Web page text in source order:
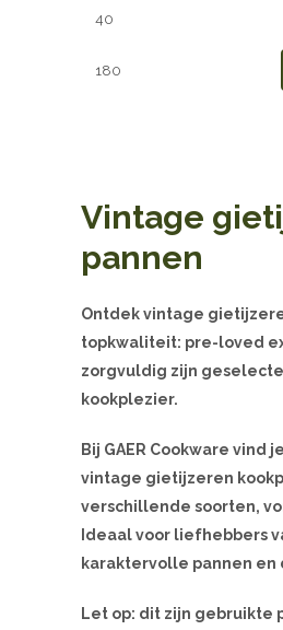
Vintage
pannen
Ontdek vintage
topkwaliteit: pre-loved
zorgvuldig zijn
kookplezier.
Bij GAER Cookware vind
vintage gietijzeren
verschillende soorten,
Ideaal voor liefhebbers
karaktervolle pannen en
Let op: dit zijn gebruikte